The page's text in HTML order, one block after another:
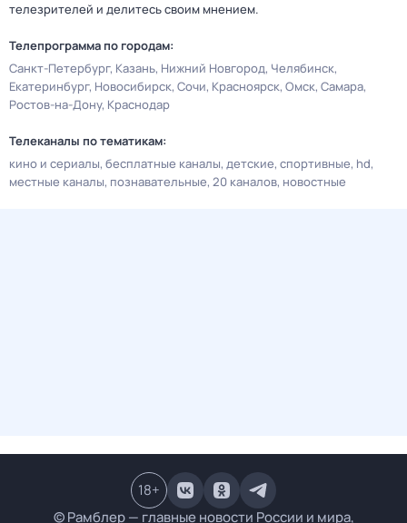
телезрителей и делитесь своим мнением.
Телепрограмма по городам:
Санкт-Петербург Казань Нижний Новгород Челябинск
Екатеринбург Новосибирск Сочи Красноярск Омск Самара
Ростов-на-Дону Краснодар
Телеканалы по тематикам:
кино и сериалы бесплатные каналы детские спортивные hd
местные каналы познавательные 20 каналов новостные
© Рамблер — главные новости России и мира,
18+